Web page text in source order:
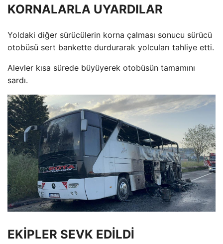
KORNALARLA UYARDILAR
Yoldaki diğer sürücülerin korna çalması sonucu sürücü
otobüsü sert bankette durdurarak yolcuları tahliye etti.
Alevler kısa sürede büyüyerek otobüsün tamamını
sardı.
EKİPLER SEVK EDİLDİ